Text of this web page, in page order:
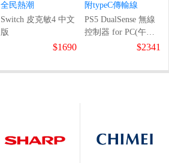
全民熱潮
Switch 皮克敏4 中文
版
$1690
附typeC傳輸線
PS5 DualSense 無線
控制器 for PC(午夜
$2341